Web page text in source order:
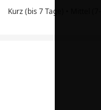
Kurz (bis 7 Tage) • Mittel